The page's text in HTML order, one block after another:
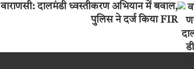
वाराणसी: दालमंडी ध्वस्तीकरण अभियान में बवाल,
पुलिस ने दर्ज किया FIR